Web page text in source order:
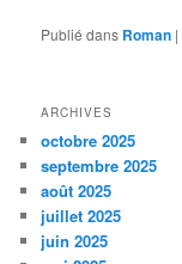
Publié dans Roman |
ARCHIVES
octobre 2025
septembre 2025
août 2025
juillet 2025
juin 2025